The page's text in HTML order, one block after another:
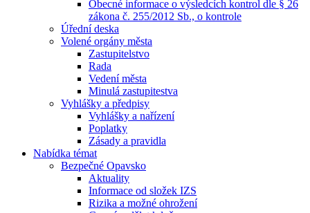
Obecné informace o výsledcích kontrol dle § 26
zákona č. 255/2012 Sb., o kontrole
Úřední deska
Volené orgány města
Zastupitelstvo
Rada
Vedení města
Minulá zastupitestva
Vyhlášky a předpisy
Vyhlášky a nařízení
Poplatky
Zásady a pravidla
Nabídka témat
Bezpečné Opavsko
Aktuality
Informace od složek IZS
Rizika a možné ohrožení